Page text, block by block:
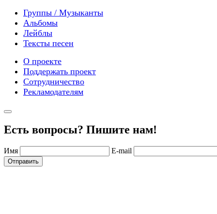
Группы / Музыканты
Альбомы
Лейблы
Тексты песен
О проекте
Поддержать проект
Сотрудничество
Рекламодателям
Есть вопросы? Пишите нам!
Имя E-mail